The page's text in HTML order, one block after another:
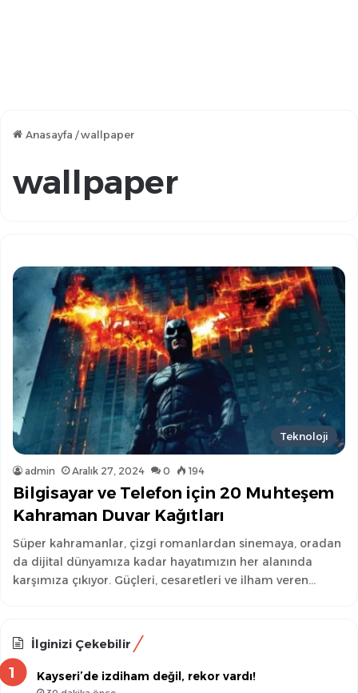
Anasayfa /wallpaper
wallpaper
Teknoloji
admin Aralık 27, 2024 0 194
Bilgisayar ve Telefon için 20 Muhteşem
Kahraman Duvar Kağıtları
Süper kahramanlar, çizgi romanlardan sinemaya, oradan
da dijital dünyamıza kadar hayatımızın her alanında
karşımıza çıkıyor. Güçleri, cesaretleri ve ilham veren…
İlginizi Çekebilir
Kayseri’de izdiham değil, rekor vardı!